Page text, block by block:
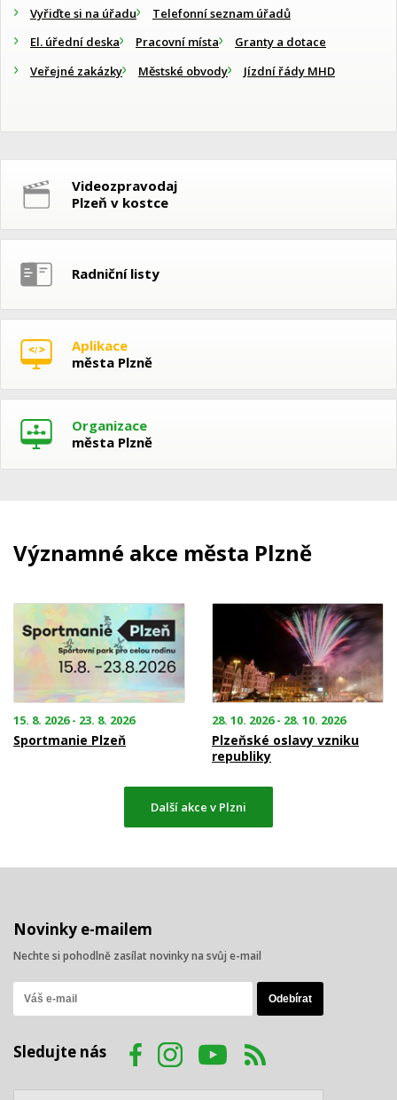
Vyřiďte si na úřadu
Telefonní seznam úřadů
El. úřední deska
Pracovní místa
Granty a dotace
Veřejné zakázky
Městské obvody Jízdní řády MHD
Videozpravodaj
Plzeň v kostce
Radniční listy
Aplikace
města Plzně
Organizace
města Plzně
Významné akce města Plzně
15. 8. 2026 - 23. 8. 2026
Sportmanie Plzeň
28. 10. 2026 - 28. 10. 2026
Plzeňské oslavy vzniku
republiky
Další akce v Plzni
Novinky e-mailem
Nechte si pohodlně zasílat novinky na svůj e-mail
Sledujte nás